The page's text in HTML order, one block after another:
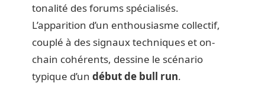
tonalité des forums spécialisés.
L’apparition d’un enthousiasme collectif,
couplé à des signaux techniques et on-
chain cohérents, dessine le scénario
typique d’un début de bull run.